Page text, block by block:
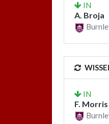
IN
A. Broja
IN
F. Morris